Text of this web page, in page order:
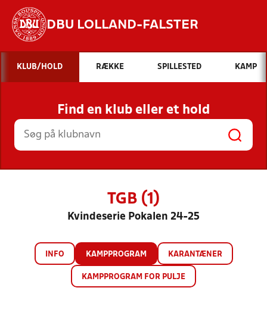
DBU LOLLAND-FALSTER
Hvad vil du søge efter?
INDHOLD OG NYHEDER
STILLINGER, RESULTATER, KLUBBER OG
HOLD
KLUB/HOLD RÆKKE SPILLESTED KAMP
Find en klub eller et hold
TGB (1)
Kvindeserie Pokalen 24-25
INFO KAMPPROGRAM KARANTÆNER
KAMPPROGRAM FOR PULJE